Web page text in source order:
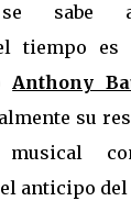
sabe
tiempo es
Anthony
su
musical
anticipo